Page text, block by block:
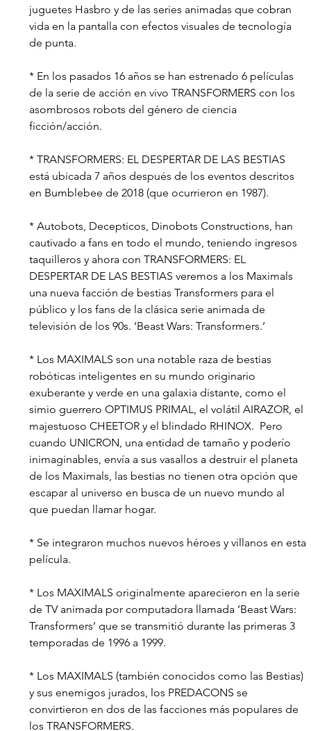
juguetes Hasbro y de las series animadas que cobran
vida en la pantalla con efectos visuales de tecnología
de punta.
* En los pasados 16 años se han estrenado 6 películas
de la serie de acción en vivo TRANSFORMERS con los
asombrosos robots del género de ciencia
ficción/acción.
* TRANSFORMERS: EL DESPERTAR DE LAS BESTIAS
está ubicada 7 años después de los eventos descritos
en Bumblebee de 2018 (que ocurrieron en 1987).
* Autobots, Decepticos, Dinobots Constructions, han
cautivado a fans en todo el mundo, teniendo ingresos
taquilleros y ahora con TRANSFORMERS: EL
DESPERTAR DE LAS BESTIAS veremos a los Maximals
una nueva facción de bestias Transformers para el
público y los fans de la clásica serie animada de
televisión de los 90s. ‘Beast Wars: Transformers.’
* Los MAXIMALS son una notable raza de bestias
robóticas inteligentes en su mundo originario
exuberante y verde en una galaxia distante, como el
simio guerrero OPTIMUS PRIMAL, el volátil AIRAZOR, el
majestuoso CHEETOR y el blindado RHINOX.  Pero
cuando UNICRON, una entidad de tamaño y poderío
inimaginables, envía a sus vasallos a destruir el planeta
de los Maximals, las bestias no tienen otra opción que
escapar al universo en busca de un nuevo mundo al
que puedan llamar hogar.
* Se integraron muchos nuevos héroes y villanos en esta
película.
* Los MAXIMALS originalmente aparecieron en la serie
de TV animada por computadora llamada ‘Beast Wars:
Transformers’ que se transmitió durante las primeras 3
temporadas de 1996 a 1999.
* Los MAXIMALS (también conocidos como las Bestias)
y sus enemigos jurados, los PREDACONS se
convirtieron en dos de las facciones más populares de
los TRANSFORMERS.